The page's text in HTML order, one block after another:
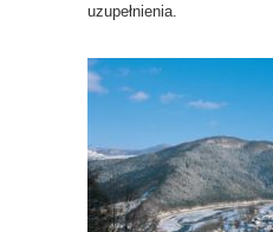
uzupełnienia.